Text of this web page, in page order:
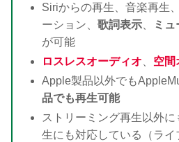
Siriからの再生、音楽再生
ーション、 歌詞表示、 ミ
が可能
ロスレスオーディオ
空間
Apple製品以外でも
品でも再生可能
ストリーミング再生以外に
生にも対応している（ライ